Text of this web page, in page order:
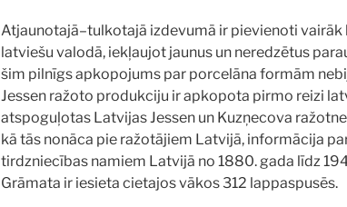
Atjaunotajā–tulkotajā izdevumā ir pievienoti
latviešu valodā, iekļaujot jaunus un neredzētus
šim pilnīgs apkopojums par porcelāna formām
Jessen ražoto produkciju ir apkopota pirmo reizi
atspoguļotas Latvijas Jessen un Kuzņecova
kā tās nonāca pie ražotājiem Latvijā, informācija
tirdzniecības namiem Latvijā no 1880. gada līdz
Grāmata ir iesieta cietajos vākos 312 lappaspusēs.